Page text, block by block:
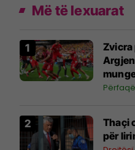
Më të lexuarat
Zvicra
Thaçi
për